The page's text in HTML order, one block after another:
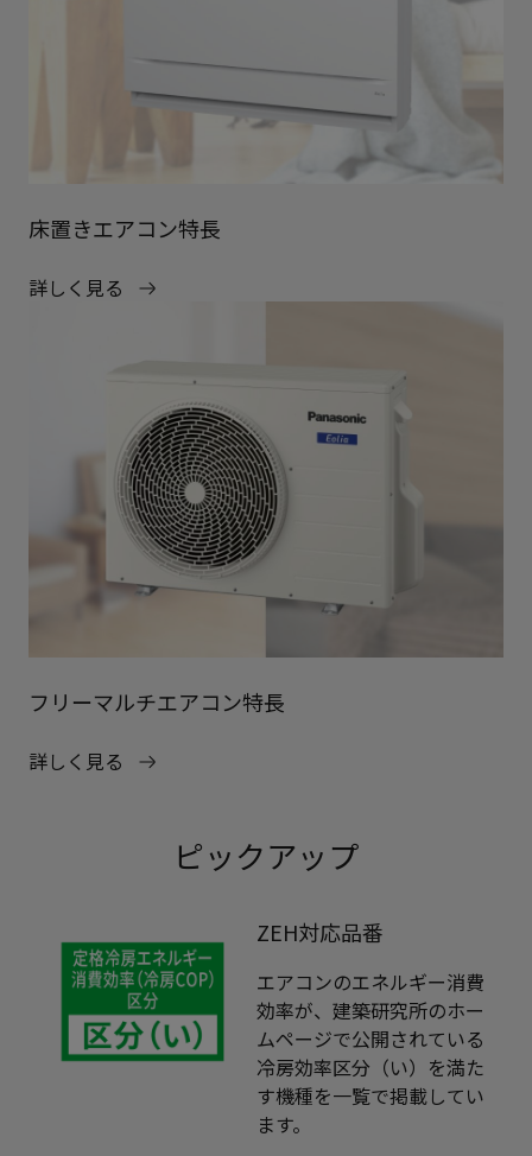
床置きエアコン特長
詳しく見る
フリーマルチエアコン特長
詳しく見る
ピックアップ
ZEH対応品番
エアコンのエネルギー消費
効率が、建築研究所のホー
ムページで公開されている
冷房効率区分（い）を満た
す機種を一覧で掲載してい
ます。